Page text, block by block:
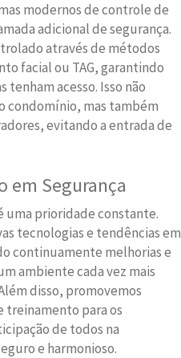
modernos de controle de
adicional de segurança.
através de métodos
facial ou TAG, garantindo
tenham acesso. Isso não
condomínio, mas também
evitando a entrada de
em Segurança
uma prioridade constante.
tecnologias e tendências em
continuamente melhorias e
ambiente cada vez mais
disso, promovemos
treinamento para os
de todos na
e harmonioso.